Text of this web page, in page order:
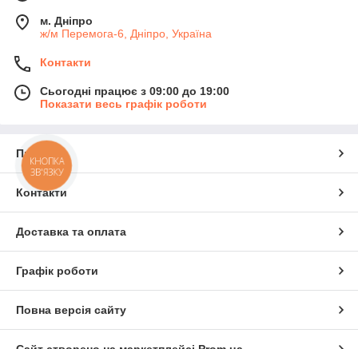
м. Дніпро
ж/м Перемога-6, Дніпро, Україна
Контакти
Сьогодні працює з 09:00 до 19:00
Показати весь графік роботи
Про нас
Контакти
Доставка та оплата
Графік роботи
Повна версія сайту
КНОПКА
ЗВ'ЯЗКУ